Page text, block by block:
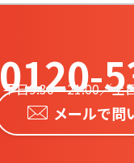
0120-
平日9:30〜21:00／土
メールで問